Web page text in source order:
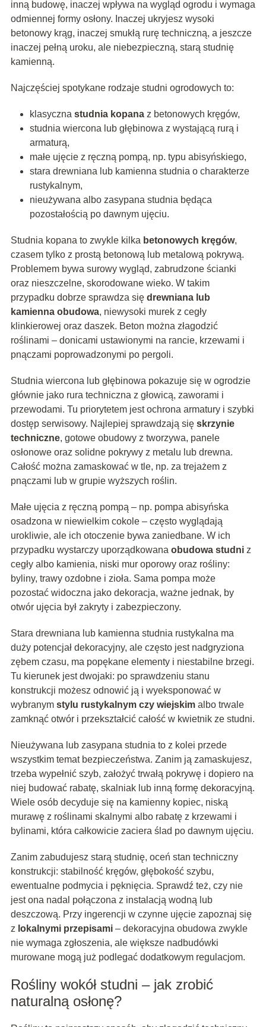
inną budowę, inaczej wpływa na wygląd ogrodu i wymaga
odmiennej formy osłony. Inaczej ukryjesz wysoki
betonowy krąg, inaczej smukłą rurę techniczną, a jeszcze
inaczej pełną uroku, ale niebezpieczną, starą studnię
kamienną.
Najczęściej spotykane rodzaje studni ogrodowych to:
klasyczna studnia kopanaz betonowych kręgów,
studnia wiercona lub głębinowa z wystającą rurą i
armaturą,
małe ujęcie z ręczną pompą, np. typu abisyńskiego,
stara drewniana lub kamienna studnia o charakterze
rustykalnym,
nieużywana albo zasypana studnia będąca
pozostałością po dawnym ujęciu.
Studnia kopana to zwykle kilka betonowych kręgów,
czasem tylko z prostą betonową lub metalową pokrywą.
Problemem bywa surowy wygląd, zabrudzone ścianki
oraz nieszczelne, skorodowane wieko. W takim
przypadku dobrze sprawdza się drewniana lub
kamienna obudowa, niewysoki murek z cegły
klinkierowej oraz daszek. Beton można złagodzić
roślinami – donicami ustawionymi na rancie, krzewami i
pnączami poprowadzonymi po pergoli.
Studnia wiercona lub głębinowa pokazuje się w ogrodzie
głównie jako rura techniczna z głowicą, zaworami i
przewodami. Tu priorytetem jest ochrona armatury i szybki
dostęp serwisowy. Najlepiej sprawdzają się skrzynie
techniczne, gotowe obudowy z tworzywa, panele
osłonowe oraz solidne pokrywy z metalu lub drewna.
Całość można zamaskować w tle, np. za trejażem z
pnączami lub w grupie wyższych roślin.
Małe ujęcia z ręczną pompą – np. pompa abisyńska
osadzona w niewielkim cokole – często wyglądają
urokliwie, ale ich otoczenie bywa zaniedbane. W ich
przypadku wystarczy uporządkowana obudowa studniz
cegły albo kamienia, niski mur oporowy oraz rośliny:
byliny, trawy ozdobne i zioła. Sama pompa może
pozostać widoczna jako dekoracja, ważne jednak, by
otwór ujęcia był zakryty i zabezpieczony.
Stara drewniana lub kamienna studnia rustykalna ma
duży potencjał dekoracyjny, ale często jest nadgryziona
zębem czasu, ma popękane elementy i niestabilne brzegi.
Tu kierunek jest dwojaki: po sprawdzeniu stanu
konstrukcji możesz odnowić ją i wyeksponować w
wybranym stylu rustykalnym czy wiejskimalbo trwale
zamknąć otwór i przekształcić całość w kwietnik ze studni.
Nieużywana lub zasypana studnia to z kolei przede
wszystkim temat bezpieczeństwa. Zanim ją zamaskujesz,
trzeba wypełnić szyb, założyć trwałą pokrywę i dopiero na
niej budować rabatę, skalniak lub inną formę dekoracyjną.
Wiele osób decyduje się na kamienny kopiec, niską
murawę z roślinami skalnymi albo rabatę z krzewami i
bylinami, która całkowicie zaciera ślad po dawnym ujęciu.
Zanim zabudujesz starą studnię, oceń stan techniczny
konstrukcji: stabilność kręgów, głębokość szybu,
ewentualne podmycia i pęknięcia. Sprawdź też, czy nie
jest ona nadal połączona z instalacją wodną lub
deszczową. Przy ingerencji w czynne ujęcie zapoznaj się
z lokalnymi przepisami– dekoracyjna obudowa zwykle
nie wymaga zgłoszenia, ale większe nadbudówki
murowane mogą już podlegać dodatkowym regulacjom.
Rośliny wokół studni – jak zrobić
naturalną osłonę?